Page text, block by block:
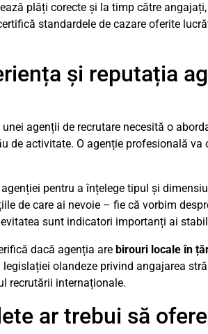
plăți corecte și la timp către
standardele de cazare oferite
și reputația
agenții de recrutare necesită o
de activitate. O agenție profesională
pentru a înțelege tipul și
de care ai nevoie – fie că vorbim
sunt indicatori importanți ai
dacă agenția are birouri locale în
legislației olandeze privind angajarea
recrutării internaționale.
ar trebui să